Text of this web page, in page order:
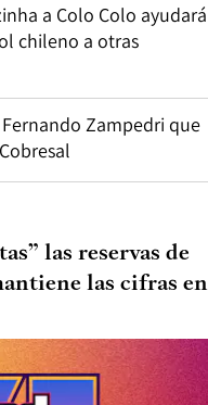
a Colo Colo ayudará
chileno a otras
Zampedri que
las reservas de
las cifras en